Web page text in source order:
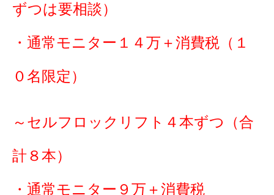
ずつは要相談）
・通常モニター１４万＋消費税（１
０名限定）
～セルフロックリフト４本ずつ（合
計８本）
・通常モニター９万＋消費税